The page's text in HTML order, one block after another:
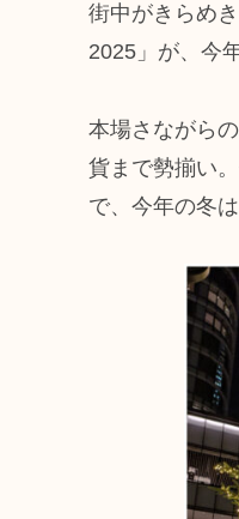
街中がきらめ
2025」が、今
本場さながら
貨まで勢揃い
で、今年の冬